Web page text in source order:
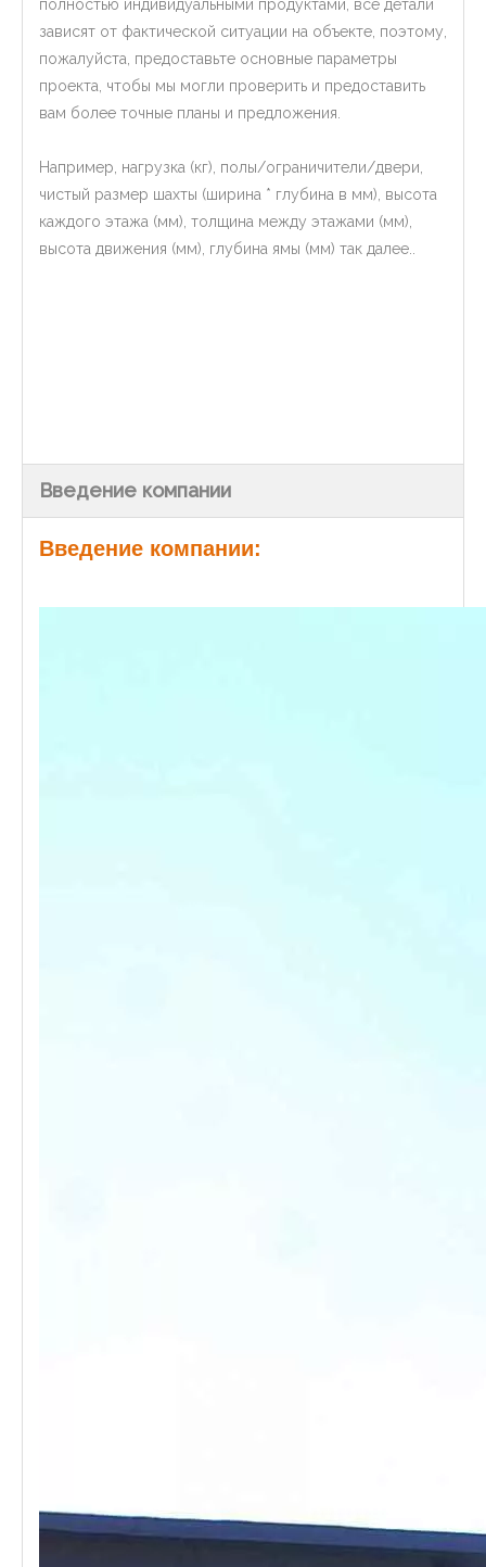
полностью индивидуальными продуктами, все детали
зависят от фактической ситуации на объекте, поэтому,
пожалуйста, предоставьте основные параметры
проекта, чтобы мы могли проверить и предоставить
вам более точные планы и предложения.
Например, нагрузка (кг), полы/ограничители/двери,
чистый размер шахты (ширина * глубина в мм), высота
каждого этажа (мм), толщина между этажами (мм),
высота движения (мм), глубина ямы (мм) так далее..
Введение компании
Введение компании: